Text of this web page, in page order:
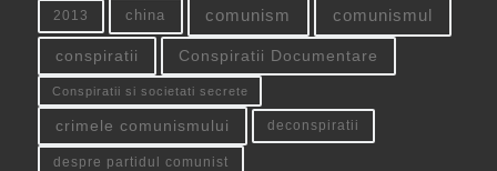
2013 china comunism comunismul
conspiratii Conspiratii Documentare
Conspiratii si societati secrete
crimele comunismului deconspiratii
despre partidul comunist